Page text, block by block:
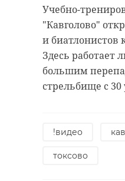
Учебно-
"Кавголово"
и биатлонистов
Здесь работает
большим
стрельбище с
!видео
токсово